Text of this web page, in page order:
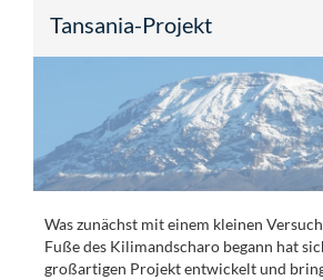
Tansania-Projekt
Was zunächst mit einem kleinen
Fuße des Kilimandscharo begann hat
großartigen Projekt entwickelt und